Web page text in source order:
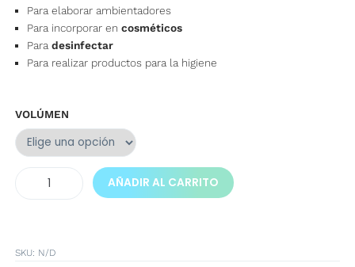
58,00€
Para elaborar ambientadores
Para incorporar encosméticos
Paradesinfectar
Para realizar productos para la higiene
VOLÚMEN
ALCOHOL
96º
AÑADIR AL CARRITO
SKU: N/D